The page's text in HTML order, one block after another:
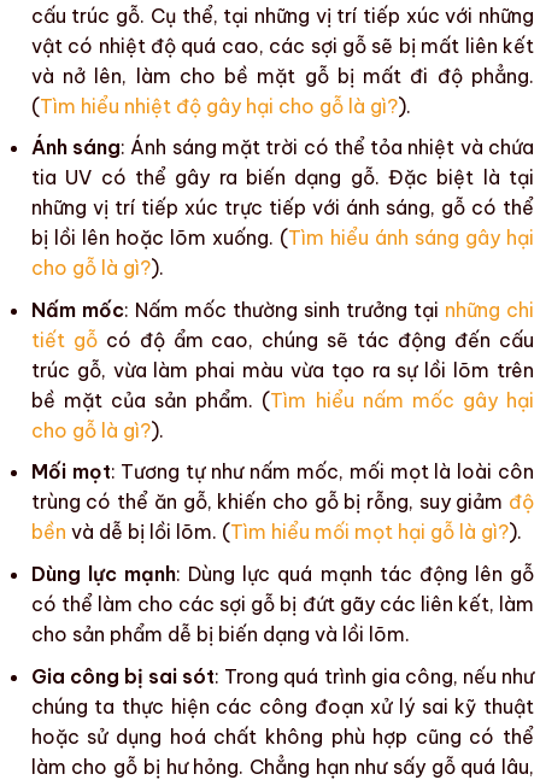
cấu trúc gỗ. Cụ thể, tại những vị trí tiếp xúc với những
vật có nhiệt độ quá cao, các sợi gỗ sẽ bị mất liên kết
và nở lên, làm cho bề mặt gỗbị mất đi độ phẳng.
(Tìm hiểu nhiệt độ gây hại cho gỗ là gì?).
Ánh sáng:Ánh sáng mặt trời có thể tỏa nhiệt và chứa
tia UV có thể gây ra biến dạng gỗ. Đặc biệt là tại
những vị trí tiếp xúc trực tiếp với ánh sáng, gỗ có thể
bị lồi lên hoặc lõm xuống. (Tìm hiểu ánh sáng gây hại
cho gỗ là gì?).
Nấm mốc: Nấm mốc thường sinh trưởng tại những chi
tiết gỗcó độ ẩm cao, chúng sẽ tác động đến cấu
trúc gỗ, vừa làm phai màu vừa tạo ra sự lồi lõm trên
bề mặt của sản phẩm. (Tìm hiểu nấm mốc gây hại
cho gỗ là gì?).
Mối mọt: Tương tự như nấm mốc, mối mọtlà loài côn
trùng có thể ăn gỗ, khiến cho gỗ bị rỗng, suy giảm độ
bền và dễ bị lồi lõm. (Tìm hiểu mối mọt hại gỗ là gì?).
Dùng lực mạnh: Dùng lực quá mạnh tác động lên gỗ
có thể làm cho các sợi gỗ bị đứt gãy các liên kết, làm
cho sản phẩm dễ bị biến dạng và lồi lõm.
Gia công bị sai sót: Trong quá trình gia công, nếu như
chúng ta thực hiện các công đoạn xử lý sai kỹ thuật
hoặc sử dụng hoá chất không phù hợp cũng có thể
làm cho gỗ bị hư hỏng. Chẳng hạn như sấy gỗ quá lâu,